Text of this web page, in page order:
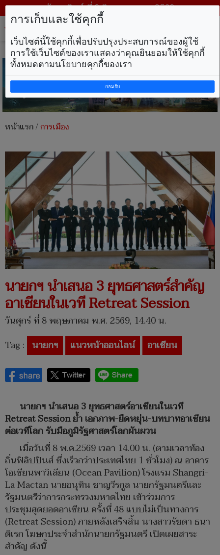
วันอาทิตย์ ที่ 9 สิงหาคม พ.ศ. 2569
หน้าแรก/การเมือง
นายกฯ นำเสนอ 3 ยุทธศาสตร์สำคัญ
อาเซียนในเวที Retreat Session
วันศุกร์ ที่ 8 พฤษภาคม พ.ศ. 2569, 14.40 น.
Tag : นายกฯ แนวหน้าออนไลน์ อาเซียน
นายกฯ นำเสนอ 3 ยุทธศาสตร์อาเซียนในเวที
Retreat Session ย้ำ เอกภาพ-ยืดหยุ่น-บทบาทอาเซียน
ต่อเวทีโลก รับมือภูมิรัฐศาสตร์โลกผันผวน
เมื่อวันที่ 8 พ.ค.2569 เวลา 14.00 น. (ตามเวลาท้อง
ถิ่นฟิลิปปินส์ ซึ่งเร็วกว่าประเทศไทย 1 ชั่วโมง) ณ อาคาร
โอเชียนพาวิเลียน (Ocean Pavilion) โรงแรม Shangri-
La Mactan นายอนุทิน ชาญวีรกูล นายกรัฐมนตรีและ
รัฐมนตรีว่าการกระทรวงมหาดไทย เข้าร่วมการ
ประชุมสุดยอดอาเซียน ครั้งที่ 48 แบบไม่เป็นทางการ
(Retreat Session) ภายหลังเสร็จสิ้น นางสาวรัชดา ธนา
ดิเรก โฆษกประจำสำนักนายกรัฐมนตรี เปิดเผยสาระ
สำคัญ ดังนี้
การเก็บและใช้คุกกี้
เว็บไซต์นี้ใช้คุกกี้เพื่อปรับปรุงประสบการณ์ของผู้ใช้
การใช้เว็บไซต์ของเราแสดงว่าคุณยินยอมให้ใช้คุกกี้
ทั้งหมดตามนโยบายคุกกี้ของเรา
ยอมรับ